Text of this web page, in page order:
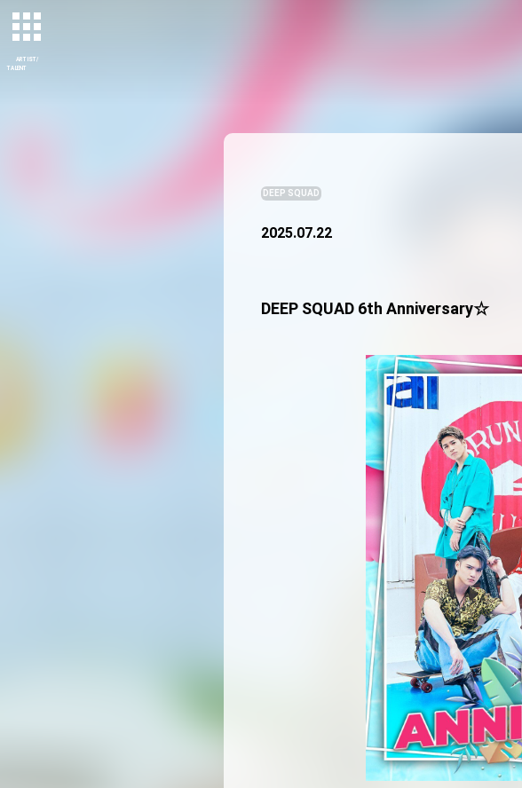
ARTIST/
TALENT
DEEP SQUAD
2025.07.22
DEEP SQUAD 6th Anniversary☆